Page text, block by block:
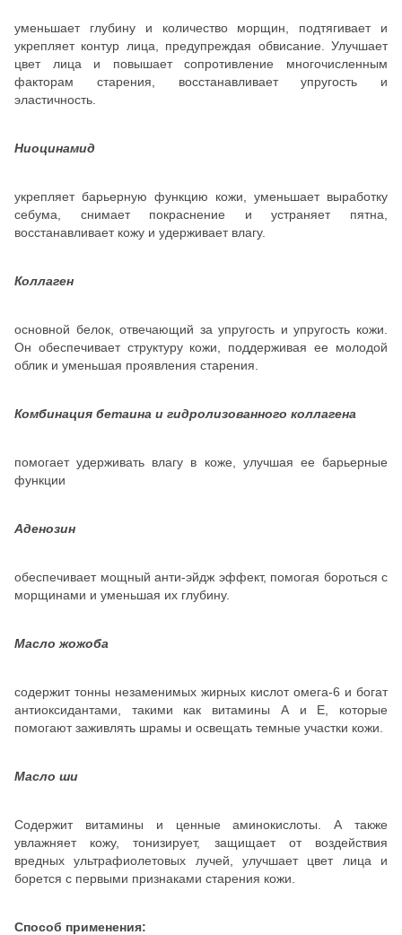
уменьшает глубину и количество морщин, подтягивает и
укрепляет контур лица, предупреждая обвисание. Улучшает
цвет лица и повышает сопротивление многочисленным
факторам старения, восстанавливает упругость и
эластичность.
Ниоцинамид
укрепляет барьерную функцию кожи, уменьшает выработку
себума, снимает покраснение и устраняет пятна,
восстанавливает кожу и удерживает влагу.
Коллаген
основной белок, отвечающий за упругость и упругость кожи.
Он обеспечивает структуру кожи, поддерживая ее молодой
облик и уменьшая проявления старения.
Комбинация бетаина и гидролизованного коллагена
помогает удерживать влагу в коже, улучшая ее барьерные
функции
Аденозин
обеспечивает мощный анти-эйдж эффект, помогая бороться с
морщинами и уменьшая их глубину.
Масло жожоба
содержит тонны незаменимых жирных кислот омега-6 и богат
антиоксидантами, такими как витамины А и Е, которые
помогают заживлять шрамы и освещать темные участки кожи.
Масло ши
Содержит витамины и ценные аминокислоты. А также
увлажняет кожу, тонизирует, защищает от воздействия
вредных ультрафиолетовых лучей, улучшает цвет лица и
борется с первыми признаками старения кожи.
Способ применения: